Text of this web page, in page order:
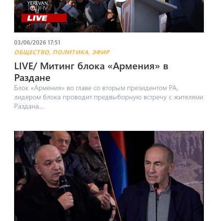
03/06/2026 17:51
ОБЩЕСТВО, ПОЛИТИКА, ЭФИР
LIVE/ Митинг блока «Армения» в
Раздане
Блок «Армения» во главе со вторым президентом РА,
лидером блока проводит предвыборную встречу с жителями
Раздана....